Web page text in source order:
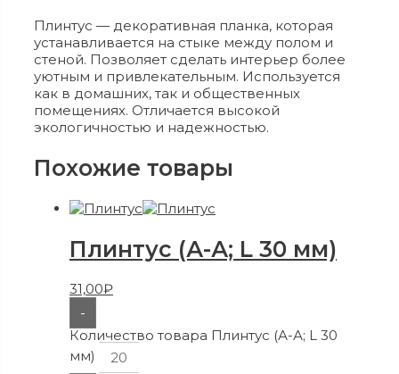
Плинтус — декоративная планка, которая
устанавливается на стыке между полом и
стеной. Позволяет сделать интерьер более
уютным и привлекательным. Используется
как в домашних, так и общественных
помещениях. Отличается высокой
экологичностью и надежностью.
Похожие товары
Плинтус (А-А; L 30 мм)
31,00₽
-
Количество товара Плинтус (А-А; L 30
мм)